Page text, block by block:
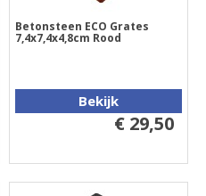
Betonsteen ECO Grates
7,4x7,4x4,8cm Rood
Bekijk
€ 29,50